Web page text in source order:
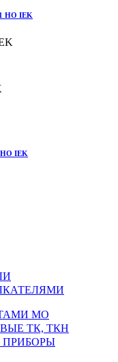
НО IEK
IEK
МО
ТК, ТКН
ПРИБОРЫ